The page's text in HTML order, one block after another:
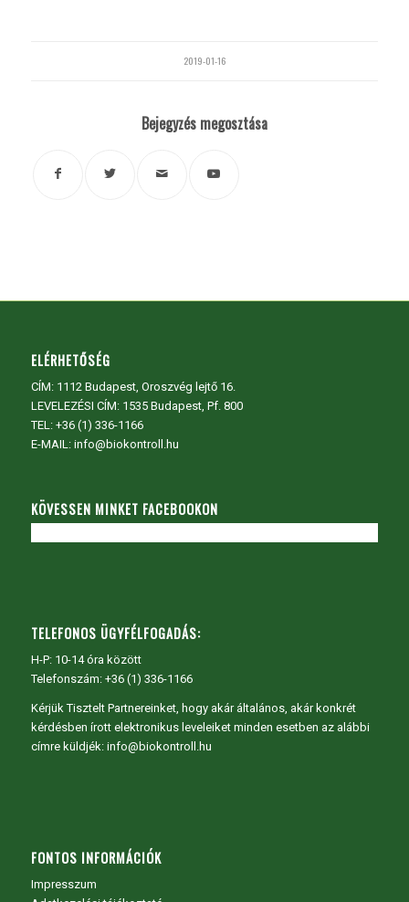
2019-01-16
Bejegyzés megosztása
ELÉRHETŐSÉG
CÍM: 1112 Budapest, Oroszvég lejtő 16.
LEVELEZÉSI CÍM: 1535 Budapest, Pf. 800
TEL: +36 (1) 336-1166
E-MAIL: info@biokontroll.hu
KÖVESSEN MINKET FACEBOOKON
TELEFONOS ÜGYFÉLFOGADÁS:
H-P: 10-14 óra között
Telefonszám: +36 (1) 336-1166
Kérjük Tisztelt Partnereinket, hogy akár általános, akár konkrét
kérdésben írott elektronikus leveleiket minden esetben az alábbi
címre küldjék: info@biokontroll.hu
FONTOS INFORMÁCIÓK
Impresszum